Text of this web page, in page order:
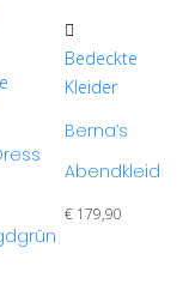
Dieses
Produkt
weist
Varianten
auf.
Optionen
Bedeckte
Kleider
Berna’s
Abendkleid
€ 179,90